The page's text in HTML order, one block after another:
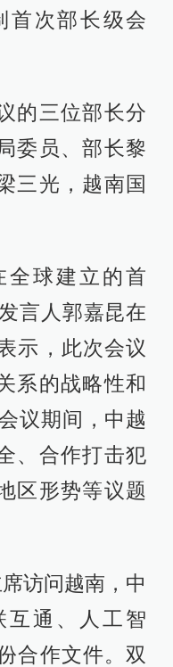
首次部长级会
的三位部长分
委员、部长黎
三光，越南国
全球建立的首
言人郭嘉昆在
示，此次会议
系的战略性和
议期间，中越
、合作打击犯
区形势等议题
访问越南，中
互通、人工智
合作文件。双